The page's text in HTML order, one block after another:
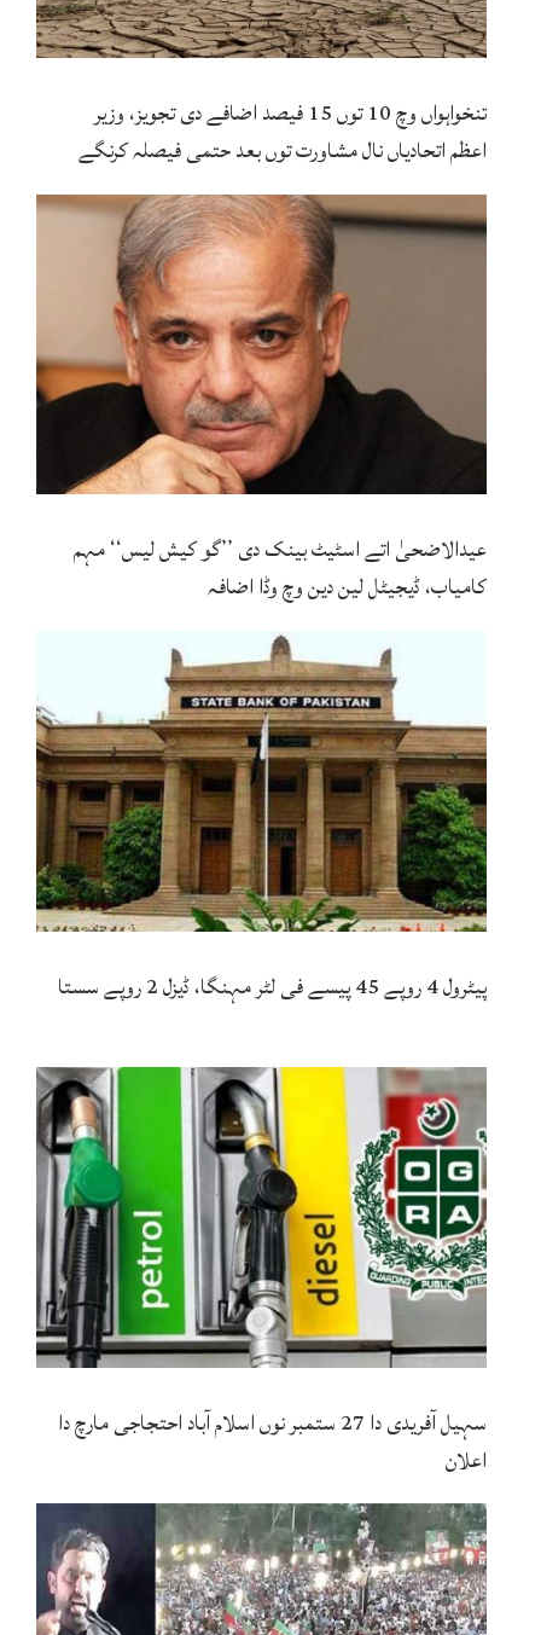
تنخواہواں وچ 10 توں 15 فیصد اضافے دی تجویز، وزیر
اعظم اتحادیاں نال مشاورت توں بعد حتمی فیصلہ کرنگے
عیدالاضحیٰ اتے اسٹیٹ بینک دی ’’گو کیش لیس‘‘ مہم
کامیاب، ڈیجیٹل لین دین وچ وڈا اضافہ
پیٹرول 4 روپے 45 پیسے فی لٹر مہنگا، ڈیزل 2 روپے سستا
سہیل آفریدی دا 27 ستمبر نوں اسلام آباد احتجاجی مارچ دا
اعلان